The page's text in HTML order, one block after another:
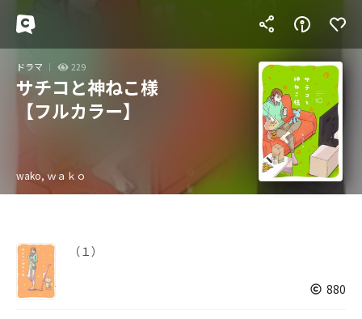
ドラマ 229
サチコと神ねこ様
【フルカラー】
wako, ｗａｋｏ
（１）
880